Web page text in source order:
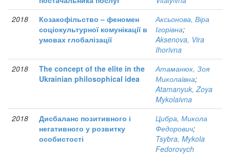
2018
Козакофільство – феномен
соціокультурної комунікації в
умовах глобалізації
Аксьонова, Віра
Ігорівна;
Aksenova, Vira
Ihorivna
2018
The concept of the elite in the
Ukrainian philosophical idea
Атаманюк, Зоя
Миколаївна;
Atamanyuk, Zoya
Mykolaivna
2018
Дисбаланс позитивного і
негативного у розвитку
особистості
Цибра, Микола
Федорович;
Tsybra, Mykola
Fedorovych